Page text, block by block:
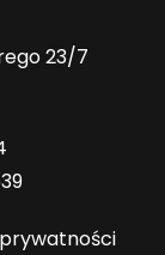
23/7